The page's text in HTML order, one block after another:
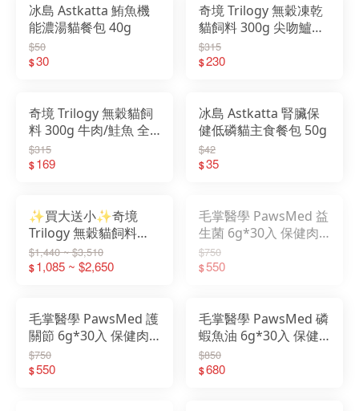
冰島 Astkatta 鮪魚機
能濃湯貓餐包 40g
$50
$30
奇境 Trilogy 無穀凍乾
貓飼料 300g 尖吻鱸&
鮪魚/袋鼠肉/鮭魚/牛肉
$315
$230
奇境 Trilogy 無穀貓飼
料 300g 牛肉/鮭魚 全
齡貓
$315
$169
冰島 Astkatta 腎臟保
健低磷貓主食餐包 50g
$42
$35
✨買大送小✨奇境
Trilogy 無穀貓飼料
1.8KG/5KG 牛肉/鮭魚
全齡貓
$1,440 ~ $3,510
$1,085 ~ $2,650
毛掌醫學 PawsMed 益
生菌 6g*30入 保健肉
泥 寵物肉泥
$750
$550
毛掌醫學 PawsMed 護
關節 6g*30入 保健肉
泥 寵物肉泥
$750
$550
毛掌醫學 PawsMed 磷
蝦魚油 6g*30入 保健
肉泥 寵物肉泥
$850
$680